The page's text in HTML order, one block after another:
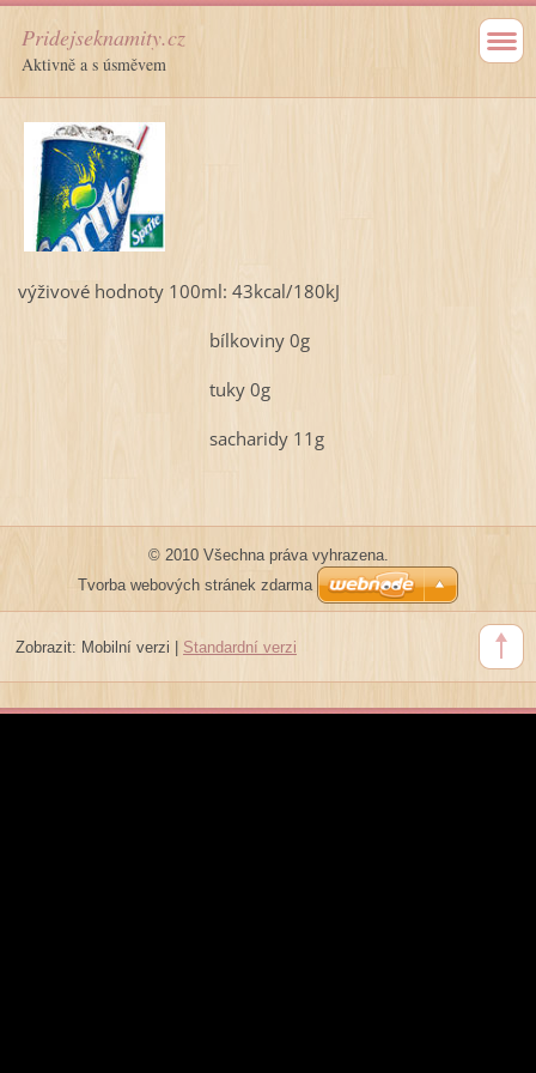
Pridejseknamity.cz
Aktivně a s úsměvem
výživové hodnoty 100ml: 43kcal/180kJ
bílkoviny 0g
tuky 0g
sacharidy 11g
© 2010 Všechna práva vyhrazena.
Tvorba webových stránek zdarma
Zobrazit: Mobilní verzi Standardní verzi